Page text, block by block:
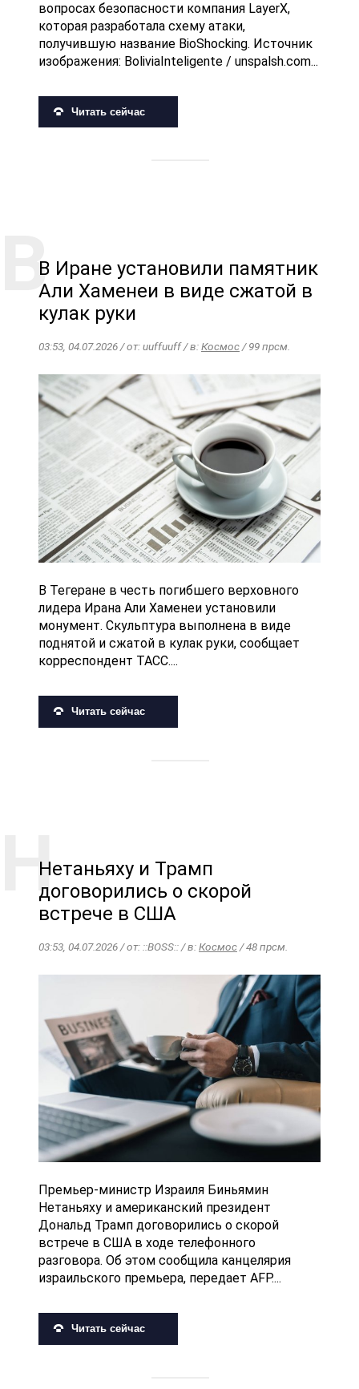
вопросах безопасности компания LayerX,
которая разработала схему атаки,
получившую название BioShocking. Источник
изображения: BoliviaInteligente / unspalsh.com...
Читать сейчас
В Иране установили памятник
Али Хаменеи в виде сжатой в
кулак руки
03:53, 04.07.2026 / от: uuffuuff / в:Космос/ 99 прсм.
В Тегеране в честь погибшего верховного
лидера Ирана Али Хаменеи установили
монумент. Скульптура выполнена в виде
поднятой и сжатой в кулак руки, сообщает
корреспондент ТАСС....
Читать сейчас
Нетаньяху и Трамп
договорились о скорой
встрече в США
03:53, 04.07.2026 / от: ::BOSS:: / в:Космос/ 48 прсм.
Премьер-министр Израиля Биньямин
Нетаньяху и американский президент
Дональд Трамп договорились о скорой
встрече в США в ходе телефонного
разговора. Об этом сообщила канцелярия
израильского премьера, передает AFP....
Читать сейчас